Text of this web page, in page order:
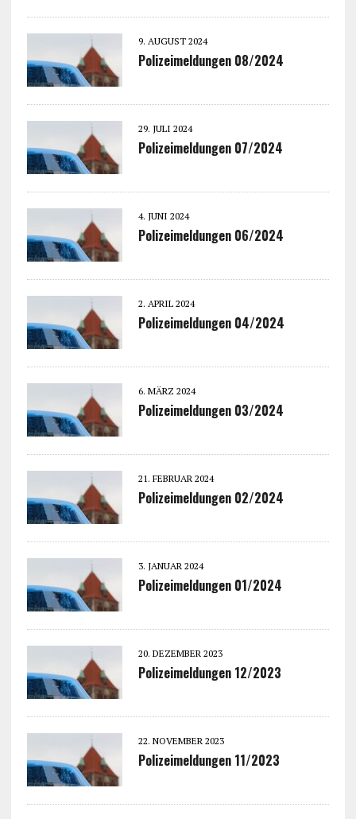
9. AUGUST 2024
Polizeimeldungen 08/2024
29. JULI 2024
Polizeimeldungen 07/2024
4. JUNI 2024
Polizeimeldungen 06/2024
2. APRIL 2024
Polizeimeldungen 04/2024
6. MÄRZ 2024
Polizeimeldungen 03/2024
21. FEBRUAR 2024
Polizeimeldungen 02/2024
3. JANUAR 2024
Polizeimeldungen 01/2024
20. DEZEMBER 2023
Polizeimeldungen 12/2023
22. NOVEMBER 2023
Polizeimeldungen 11/2023